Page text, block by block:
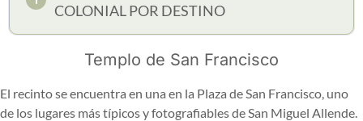
COLONIAL POR DESTINO
Templo de San Francisco
El recinto se encuentra en una en la Plaza de San Francisco, uno
de los lugares más típicos y fotografiables de San Miguel Allende.